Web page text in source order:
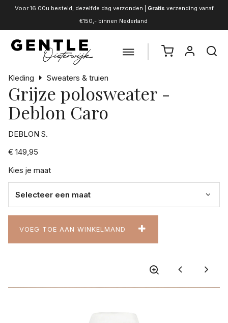
Voor 16.00u besteld, dezelfde dag verzonden | Gratis verzending vanaf
€150,- binnen Nederland
Kleding Sweaters & truien
Grijze polosweater -
Deblon Caro
DEBLON S.
€ 149,95
Kies je maat
VOEG TOE AAN WINKELMAND